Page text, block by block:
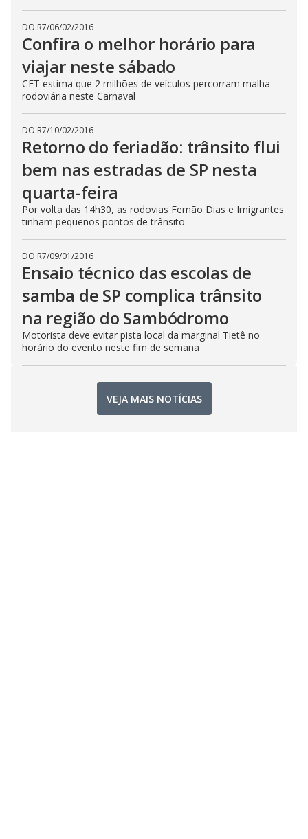
DO R7/06/02/2016
Confira o melhor horário para
viajar neste sábado
CET estima que 2 milhões de veículos percorram malha
rodoviária neste Carnaval
DO R7/10/02/2016
Retorno do feriadão: trânsito flui
bem nas estradas de SP nesta
quarta-feira
Por volta das 14h30, as rodovias Fernão Dias e Imigrantes
tinham pequenos pontos de trânsito
DO R7/09/01/2016
Ensaio técnico das escolas de
samba de SP complica trânsito
na região do Sambódromo
Motorista deve evitar pista local da marginal Tietê no
horário do evento neste fim de semana
VEJA MAIS NOTÍCIAS